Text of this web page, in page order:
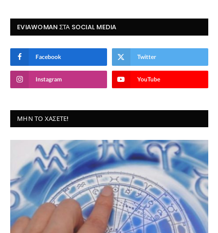
EVIAWOMAN ΣΤΑ SOCIAL MEDIA
Facebook Twitter
Instagram YouTube
ΜΗΝ ΤΟ ΧΆΣΕΤΕ!